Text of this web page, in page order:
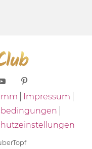
Impressum